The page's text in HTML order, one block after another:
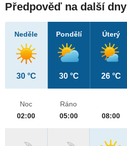
Předpověď na další dny
Neděle
30 °C
Pondělí
30 °C
Úterý
26 °C
Noc
02:00
Ráno
05:00
08:00